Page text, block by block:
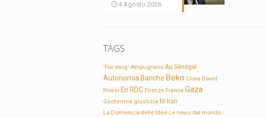
4 Agosto 2026
TAGS
'Für ewig' Ampugnano Au Sénégal
Autonomia Banche Beko Clima David
Rossi En RDC Firenze Francia Gaza
Geotermia giustizia Io Iran
La Domenica delle Idee Le news dal mondo